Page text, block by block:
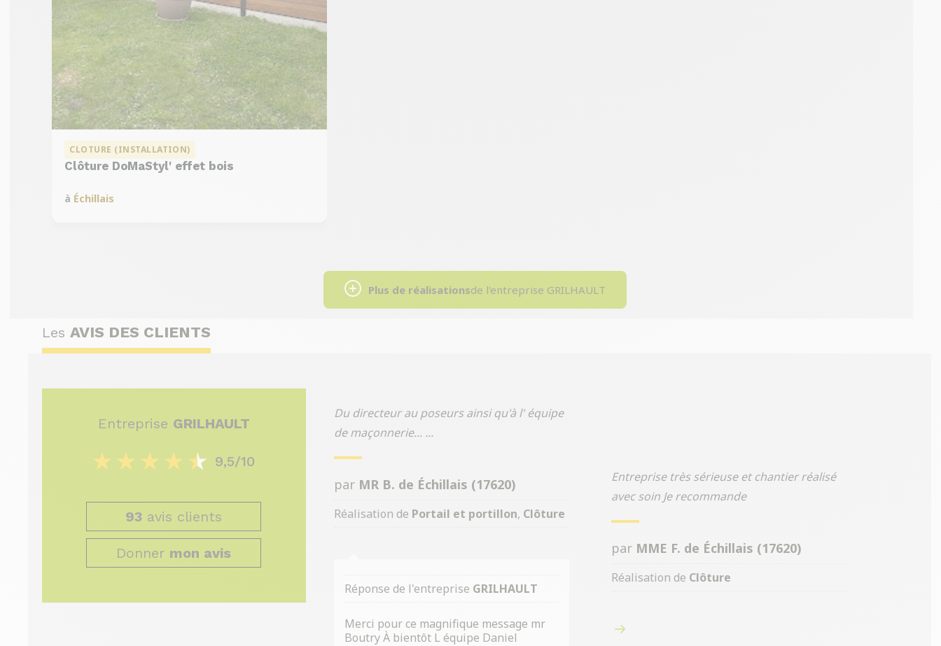
CLOTURE (INSTALLATION)
Clôture DoMaStyl' effet bois
à Échillais
Plus de réalisationsde l'entreprise GRILHAULT
Les AVIS DES CLIENTS
Entreprise GRILHAULT
9,5/10
93 avis clients
Donner mon avis
Du directeur au poseurs ainsi qu'à l' équipe
de maçonnerie... ...
par MR B. de Échillais (17620)
Réalisation de Portail et portillon, Clôture
Réponse de l'entreprise GRILHAULT
Merci pour ce magnifique message mr
Boutry À bientôt L équipe Daniel
Entreprise très sérieuse et chantier réalisé
avec soin Je recommande
par MME F. de Échillais (17620)
Réalisation de Clôture